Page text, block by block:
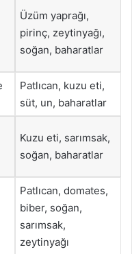
Üzüm yaprağı,
pirinç, zeytinyağı,
soğan, baharatlar
Patlıcan, kuzu eti,
süt, un, baharatlar
Kuzu eti, sarımsak,
soğan, baharatlar
Patlıcan, domates,
biber, soğan,
sarımsak,
zeytinyağı